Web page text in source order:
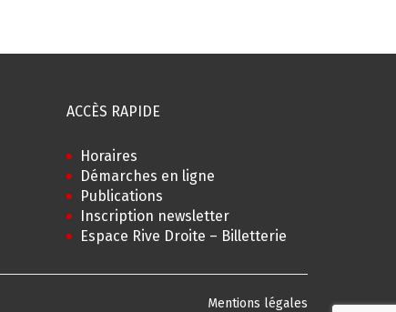
ACCÈS RAPIDE
Horaires
Démarches en ligne
Publications
Inscription newsletter
Espace Rive Droite – Billetterie
Mentions légales